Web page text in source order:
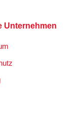
Unternehmen